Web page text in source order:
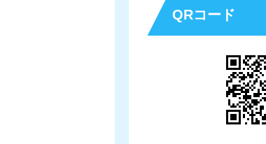
QRコード